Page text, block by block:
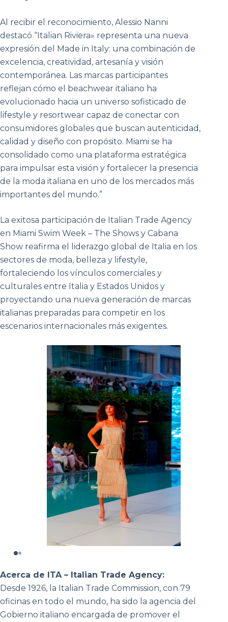
Al recibir el reconocimiento, Alessio Nanni
destacó “Italian Riviera» representa una nueva
expresión del Made in Italy: una combinación de
excelencia, creatividad, artesanía y visión
contemporánea. Las marcas participantes
reflejan cómo el beachwear italiano ha
evolucionado hacia un universo sofisticado de
lifestyle y resortwear capaz de conectar con
consumidores globales que buscan autenticidad,
calidad y diseño con propósito. Miami se ha
consolidado como una plataforma estratégica
para impulsar esta visión y fortalecer la presencia
de la moda italiana en uno de los mercados más
importantes del mundo.”
La exitosa participación de Italian Trade Agency
en Miami Swim Week – The Shows y Cabana
Show reafirma el liderazgo global de Italia en los
sectores de moda, belleza y lifestyle,
fortaleciendo los vínculos comerciales y
culturales entre Italia y Estados Unidos y
proyectando una nueva generación de marcas
italianas preparadas para competir en los
escenarios internacionales más exigentes.
Acerca de ITA – Italian Trade Agency:
Desde 1926, la Italian Trade Commission, con 79
oficinas en todo el mundo, ha sido la agencia del
Gobierno italiano encargada de promover el